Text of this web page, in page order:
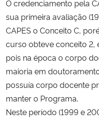
O credenciamento pela
sua primeira avaliação
CAPES o Conceito C,
curso obteve conceito 2,
pois na época o corpo
maioria em
possuía corpo docente
manter o Programa.
Neste período (1999 e